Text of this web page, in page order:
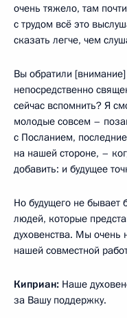
очень тяжело, там
с трудом всё это
сказать легче, чем
Вы обратили [внимание]
непосредственно
сейчас вспомнить? Я
молодые совсем –
с Посланием,
на нашей стороне, –
добавить: и будущее
Но будущего не бывает
людей, которые
духовенства. Мы очень
нашей совместной
Киприан: Наше
за Вашу поддержку.